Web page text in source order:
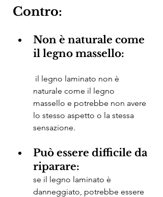
Contro:
Non è naturale come
il legno massello:
naturale come il legno
massello e potrebbe non avere
lo stesso aspetto o la stessa
sensazione.
Può essere difficile da
riparare:
se il legno laminato è
danneggiato, potrebbe essere